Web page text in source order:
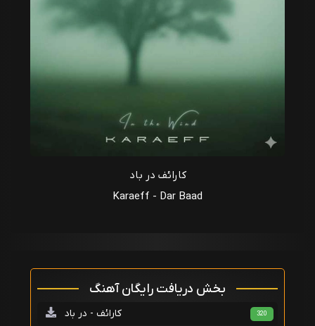
کارائف در باد
Karaeff - Dar Baad
بخش دریافت رایگان آهنگ
کارائف - در باد 320